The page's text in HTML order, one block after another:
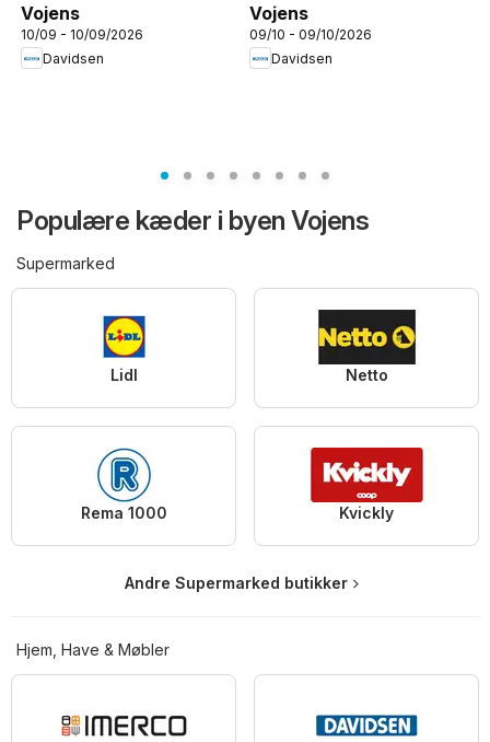
Vojens
10/09 - 10/09/2026
Davidsen
Vojens
09/10 - 09/10/2026
Davidsen
Populære kæder i byen Vojens
Supermarked
Lidl Netto
Rema 1000 Kvickly
Andre Supermarked butikker
Hjem, Have & Møbler